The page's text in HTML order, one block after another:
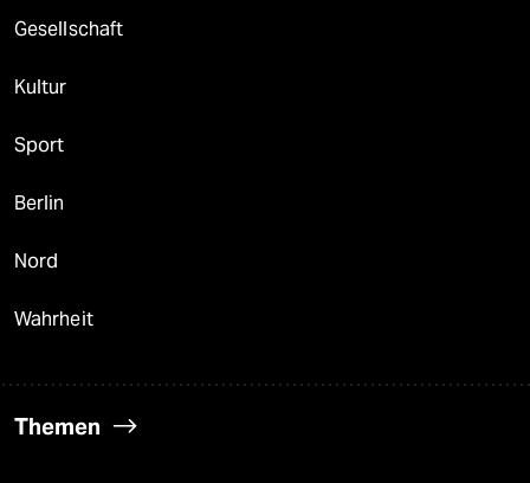
Gesellschaft
Kultur
Sport
Berlin
Nord
Wahrheit
Themen